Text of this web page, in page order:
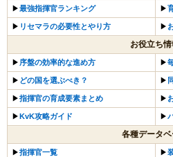
▶︎最強指揮官ランキング ▶︎
▶︎ リセマラの必要性とやり方 ▶︎
お役立ち情
▶︎ 序盤の効率的な進め方 ▶︎
▶︎ どの国を選ぶべき？ ▶︎
▶︎指揮官の育成要素まとめ ▶︎
▶KvK攻略ガイド ▶︎
各種データベ
▶︎指揮官一覧 ▶︎